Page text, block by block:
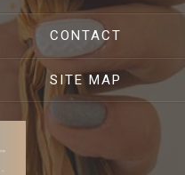
CONTACT
SITE MAP